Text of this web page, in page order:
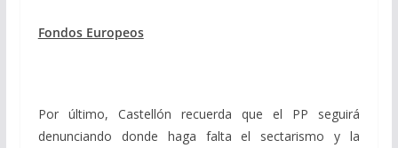
Fondos Europeos
Por último, Castellón recuerda que el PP seguirá
denunciando donde haga falta el sectarismo y la